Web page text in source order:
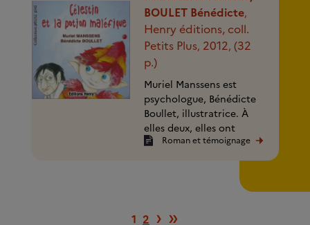
BOULET Bénédicte,
Henry éditions, coll.
Petits Plus, 2012,(32
p.)
Muriel Manssens est
psychologue, Bénédicte
Boullet, illustratrice. À
elles deux, elles ont
donné naissance à «
Célestin et la potion
Roman et témoignage
1 2 Page suivante
› Dernière page
»